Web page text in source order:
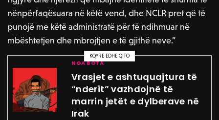
nënpërfaqësuara në këtë vend, dhe NCLR pret që të
punojë me këtë administratë për të ndihmuar në
mbështetjen dhe mbrojtjen e të gjithë neve.”
KQYRE EDHE QITO
NGA BOTA
Vrasjet e ashtuquajtura të
“nderit” vazhdojnë të
marrin jetët e dylberave në
Irak